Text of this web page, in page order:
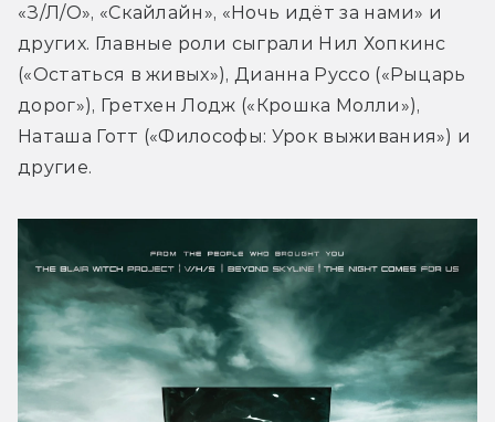
«З/Л/О», «Скайлайн», «Ночь идёт за нами» и
других. Главные роли сыграли Нил Хопкинс
(«Остаться в живых»), Дианна Руссо («Рыцарь
дорог»), Гретхен Лодж («Крошка Молли»),
Наташа Готт («Философы: Урок выживания») и
другие.